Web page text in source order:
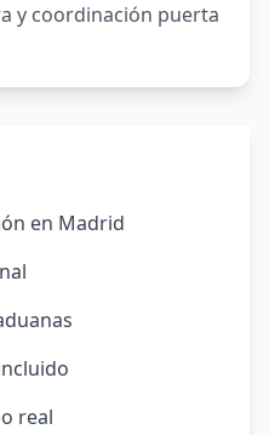
y coordinación puerta
en Madrid
real